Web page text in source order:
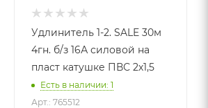
Удлинитель 1-2. SALE 30м
4гн. б/з 16А силовой на
пласт катушке ПВС 2х1,5
Есть в наличии: 1
Арт.: 765512